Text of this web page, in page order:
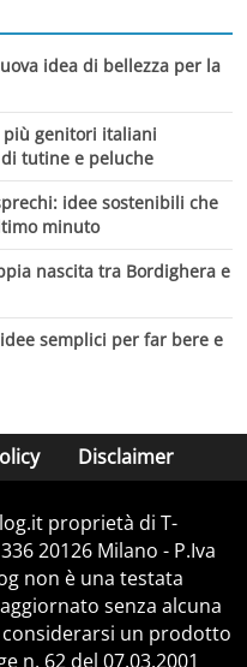
idea di bellezza per la
più genitori italiani
tutine e peluche
idee sostenibili che
minuto
nascita tra Bordighera e
semplici per far bere e
Disclaimer
proprietà di T-
20126 Milano - P.Iva
non è una testata
senza alcuna
un prodotto
n. 62 del 07.03.2001